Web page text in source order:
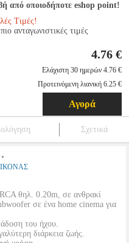
από οποιοδήποτε eshop point!
Τιμές!
ανταγωνιστικές τιμές
4.76 €
Ελάχιστη 30 ημερών 4.76 €
Προτεινόμενη λιανική 6.25 €
Αγορά
Σχετικά
•
θηλ. 0.20m, σε ανθρακί
σε ένα home cinema για
του ήχου.
διάρκεια ζωής.